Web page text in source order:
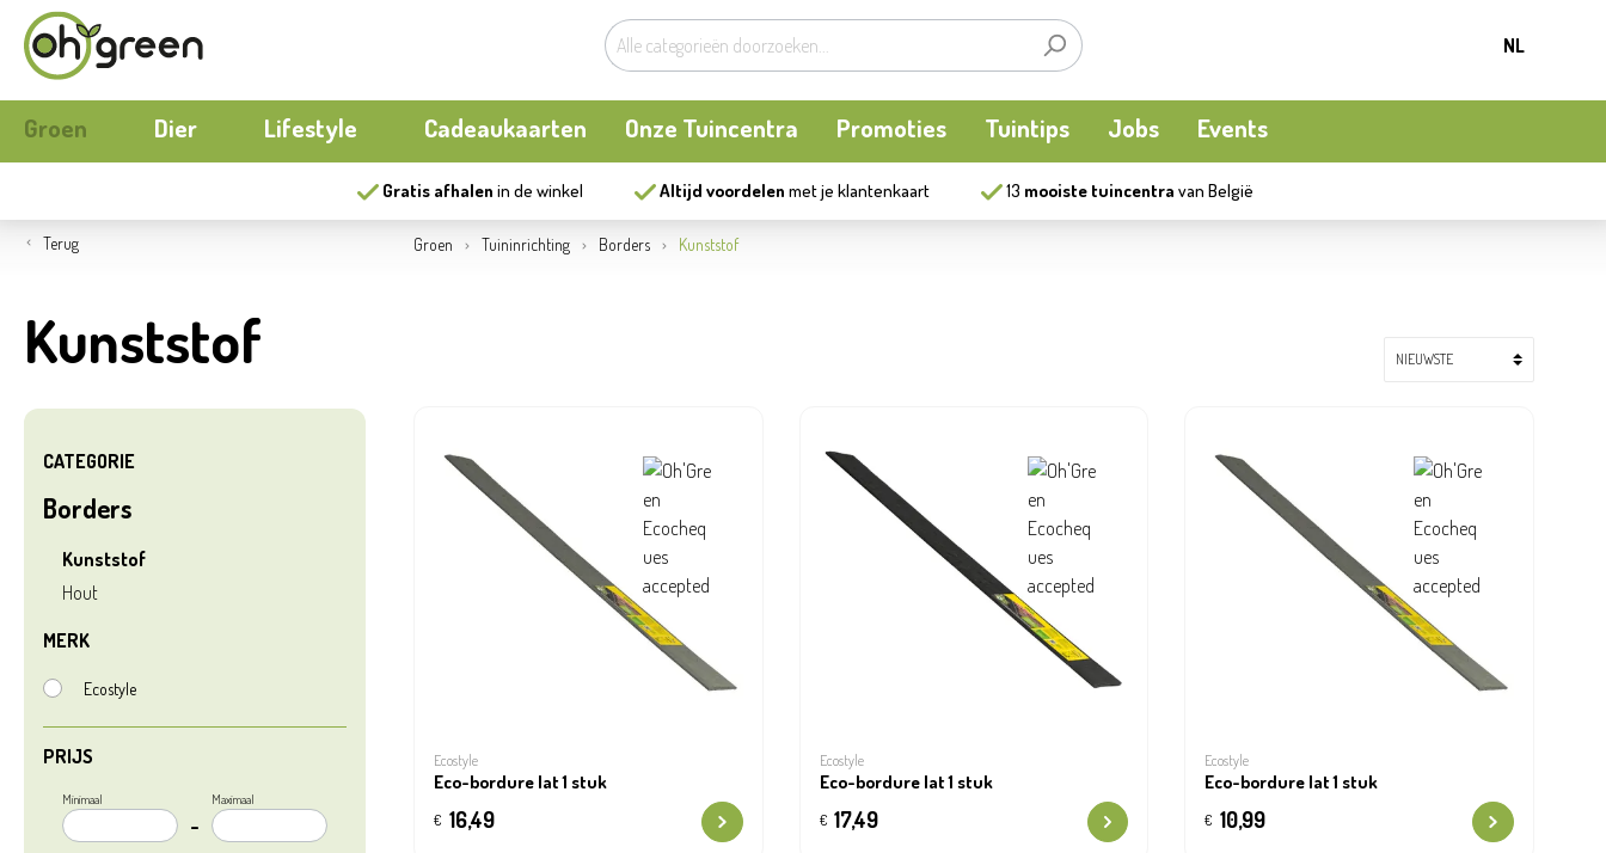
NL
Groen Dier Lifestyle Cadeaukaarten Onze Tuincentra Promoties Tuintips Jobs Events
Kamerplanten
Gereedschap
Bestrijding
Matten Ecocheques Kweekaccessoires
Kooi-en natuurvogels
Nieuw
Terrasverwarming
Ecocheques
Gratis afhalen in de winkel Altijd voordelen met je klantenkaart 13 mooiste tuincentra van België
Terug Groen Tuininrichting Borders Kunststof
Kunststof
CATEGORIE
Borders
Kunststof
Hout
MERK
Ecostyle
PRIJS
Minimaal
–
Maximaal
Ecostyle
Eco-bordure lat 1 stuk
€ 16,49
Ecostyle
Eco-bordure lat 1 stuk
€ 17,49
Ecostyle
Eco-bordure lat 1 stuk
€ 10,99